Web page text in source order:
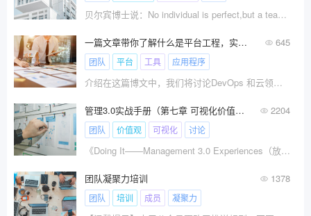
贝尔宾博士说：No individual is perfect,but a team can be！意思是说：没有完美的个人，但有完美的团队！
一篇文章带你了解什么是平台工程，实施平台工程你需要具体做什么？ 645
团队 平台 工具 应用程序
介绍在这篇博文中，我们将讨论DevOps 和云领域中一个相对较新的热门话题，即“平台工程”。
管理3.0实战手册（第七章 可视化价值观，给团队起名） 2204
团队 价值观 可视化 讨论
《Doing It——Management 3.0 Experiences（放手去做——管理3.0实战手册）》是Ralph Van Roosmalen撰写的关于如何实践管理3.0的一本书。今天分享的是第七章：可视化价值观，给团队起名。
团队凝聚力培训 1378
团队 培训 成员 凝聚力